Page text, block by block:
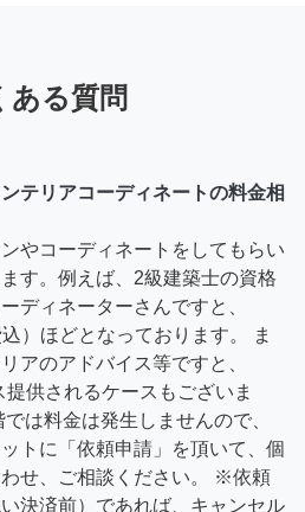
ある質問
テリアコーディネートの料金相
やコーディネートをしてもらい
す。例えば、2級建築士の資格
ディネーターさんですと、
）ほどとなっております。 ま
アのアドバイス等ですと、
供されるケースもございま
は料金は発生しませんので、
トに「依頼申請」を頂いて、個
せ、ご相談ください。 ※依頼
決済前）であれば、キャンセル